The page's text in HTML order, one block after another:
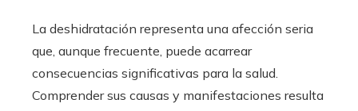
La deshidratación representa una afección seria
que, aunque frecuente, puede acarrear
consecuencias significativas para la salud.
Comprender sus causas y manifestaciones resulta